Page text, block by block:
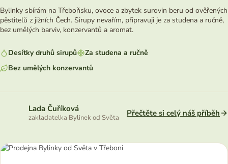
Bylinky sbírám na Třeboňsku, ovoce a zbytek surovin beru od ověřených
pěstitelů z jižních Čech. Sirupy nevařím, připravuji je za studena a ručně,
bez umělých barviv, konzervantů a aromat.
Desítky druhů sirupů
Za studena a ručně
Bez umělých konzervantů
Lada Čuříková
zakladatelka Bylinek od Světa Přečtěte si celý náš příběh